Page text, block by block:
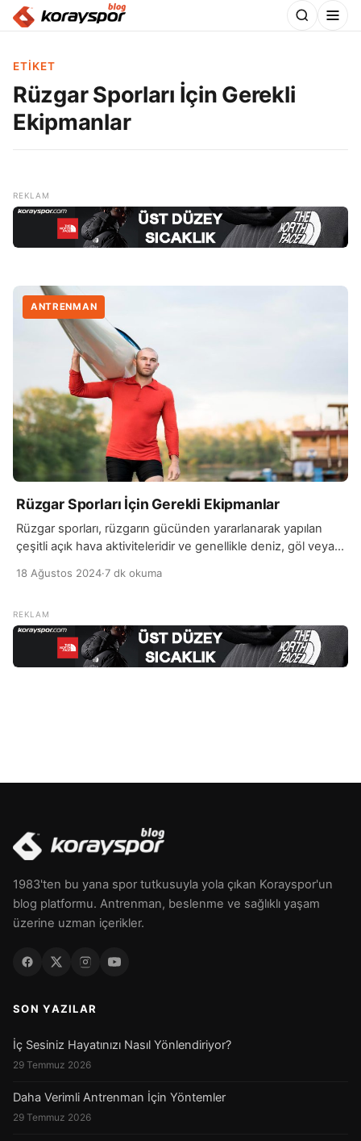
ETIKET
Rüzgar Sporları İçin Gerekli
Ekipmanlar
ANTRENMAN
Rüzgar Sporları İçin Gerekli Ekipmanlar
Rüzgar sporları, rüzgarın gücünden yararlanarak yapılan
çeşitli açık hava aktiviteleridir ve genellikle deniz, göl veya
yönüne bağlı olarak değişkenlik gösterir ve hem eğlenceli
bilinen türleri arasında yelkenli yarışları, rüzgar sörfü,
kitesurfing ve paraşütle uçuş yer alır. Her bir […]
18 Ağustos 2024·7 dk okuma
1983'ten bu yana spor tutkusuyla yola çıkan Korayspor'un
blog platformu. Antrenman, beslenme ve sağlıklı yaşam
üzerine uzman içerikler.
SON YAZILAR
İç Sesiniz Hayatınızı Nasıl Yönlendiriyor?
29 Temmuz 2026
Daha Verimli Antrenman İçin Yöntemler
29 Temmuz 2026